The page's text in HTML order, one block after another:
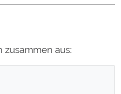
zusammen aus: